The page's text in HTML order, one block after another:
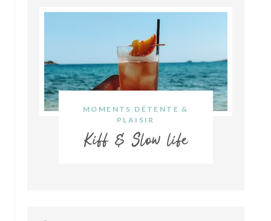
MOMENTS DÉTENTE &
PLAISIR
Kiff & Slow life